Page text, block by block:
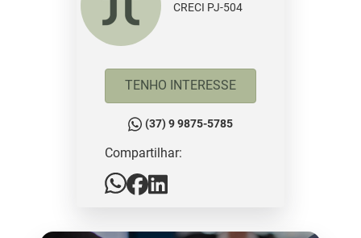
CRECI PJ-504
TENHO INTERESSE
(37) 9 9875-5785
Compartilhar: